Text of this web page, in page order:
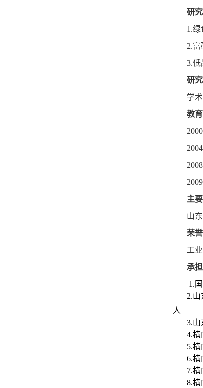
研
1.绿
2.富
3.低
研
学
教
主
山
荣
工
承担
1.
2.
人
3.山
4.
5.
6.横
7.横
8.横